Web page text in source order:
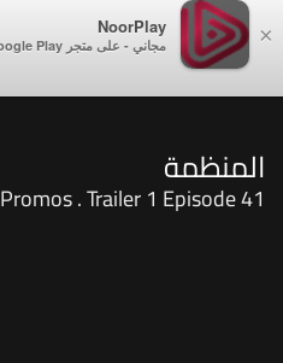
×
NoorPlay
مجاني - على متجر Google Play
المنظمة
Promos . Trailer 1 Episode 41